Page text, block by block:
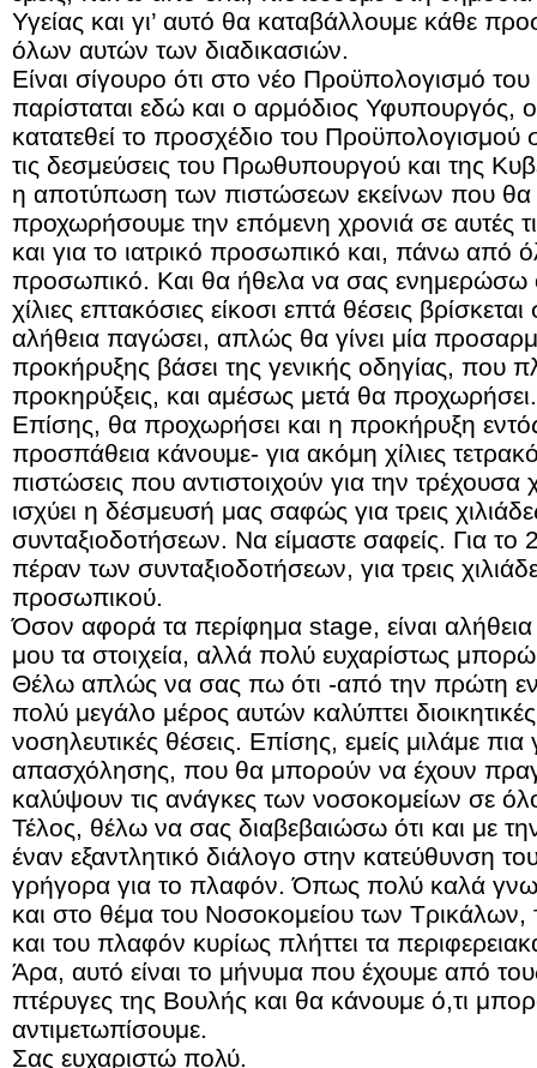
Υγείας και γι’ αυτό θα καταβάλλουμε κάθε
όλων αυτών των διαδικασιών.
Είναι σίγουρο ότι στο νέο Προϋπολογισμό
παρίσταται εδώ και ο αρμόδιος Υφυπουργός,
κατατεθεί το προσχέδιο του
τις δεσμεύσεις του Πρωθυπουργού και της
η αποτύπωση των πιστώσεων εκείνων που θα
προχωρήσουμε την επόμενη χρονιά σε αυτές
και για το ιατρικό προσωπικό και, πάνω από
προσωπικό. Και θα ήθελα να σας ενημερώσω
χίλιες επτακόσιες είκοσι επτά θέσεις
αλήθεια παγώσει, απλώς θα γίνει μία
προκήρυξης βάσει της γενικής οδηγίας, που
προκηρύξεις, και αμέσως μετά θα προχωρήσει.
Επίσης, θα προχωρήσει και η προκήρυξη
προσπάθεια κάνουμε- για ακόμη χίλιες
πιστώσεις που αντιστοιχούν για την
ισχύει η δέσμευσή μας σαφώς για τρεις
συνταξιοδοτήσεων. Να είμαστε σαφείς. Για το
πέραν των συνταξιοδοτήσεων, για τρεις
προσωπικού.
Όσον αφορά τα περίφημα stage, είναι
μου τα στοιχεία, αλλά πολύ ευχαρίστως
Θέλω απλώς να σας πω ότι -από την πρώτη
πολύ μεγάλο μέρος αυτών καλύπτει
νοσηλευτικές θέσεις. Επίσης, εμείς μιλάμε
απασχόλησης, που θα μπορούν να έχουν
καλύψουν τις ανάγκες των νοσοκομείων σε
Τέλος, θέλω να σας διαβεβαιώσω ότι και με
έναν εξαντλητικό διάλογο στην κατεύθυνση
γρήγορα για το πλαφόν. Όπως πολύ καλά
και στο θέμα του Νοσοκομείου των
και του πλαφόν κυρίως πλήττει τα
Άρα, αυτό είναι το μήνυμα που έχουμε από
πτέρυγες της Βουλής και θα κάνουμε ό,τι
αντιμετωπίσουμε.
Σας ευχαριστώ πολύ.